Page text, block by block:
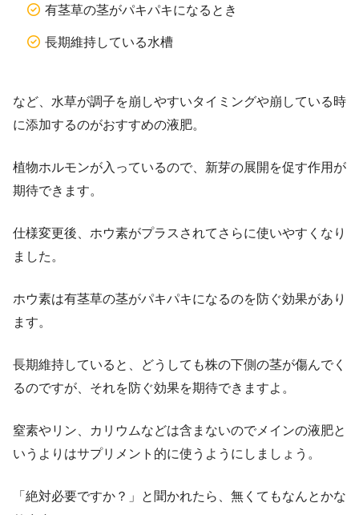
有茎草の茎がパキパキになるとき
長期維持している水槽
など、水草が調子を崩しやすいタイミングや崩している時
に添加するのがおすすめの液肥。
植物ホルモンが入っているので、新芽の展開を促す作用が
期待できます。
仕様変更後、ホウ素がプラスされてさらに使いやすくなり
ました。
ホウ素は有茎草の茎がパキパキになるのを防ぐ効果があり
ます。
長期維持していると、どうしても株の下側の茎が傷んでく
るのですが、それを防ぐ効果を期待できますよ。
窒素やリン、カリウムなどは含まないのでメインの液肥と
いうよりはサプリメント的に使うようにしましょう。
「絶対必要ですか？」と聞かれたら、無くてもなんとかな